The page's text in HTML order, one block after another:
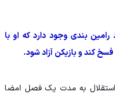
رامین بندی وجود دارد که او با
کند و بازیکن آزاد شود.
استقلال به مدت یک فصل امضا